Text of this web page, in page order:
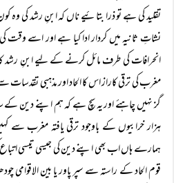
تقلید کی ہے تو ذرا بتائیے ناں کہ ابنِ رشد
نشاتِ ثانیہ میں کردار ادا کیا ہے اور اسے وقت
انحرافات کی طرف مائل کرنے کے لیے ابنِ رشد کا
مغرب کی ترقی کاراز اس کا الحاد اور مذہبی
گز نہیں چاہئے اور یہ سچ ہے کہ ہم اپنے دین
ہزار خرابیوں کے باوجود ترقی یافتہ مغرب سے
ہمارے ہاں اب بھی اپنے دین کی جیسی تیسی اتباع
قوم الحاد کے راستہ سے سپر پاور یا بین